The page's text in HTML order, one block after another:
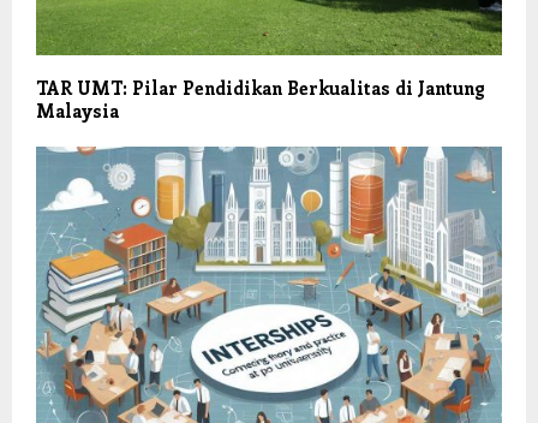
TAR UMT: Pilar Pendidikan Berkualitas di Jantung
Malaysia